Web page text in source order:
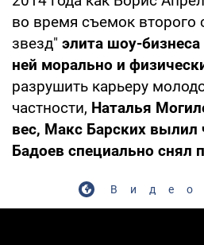
во время съемок второго
звезд" элита шоу-
ней морально и
разрушить карьеру
частности, Наталья
вес, Макс Барских вылил
Бадоев специально снял